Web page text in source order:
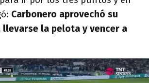
Carbonero aprovechó su
la pelota y vencer a